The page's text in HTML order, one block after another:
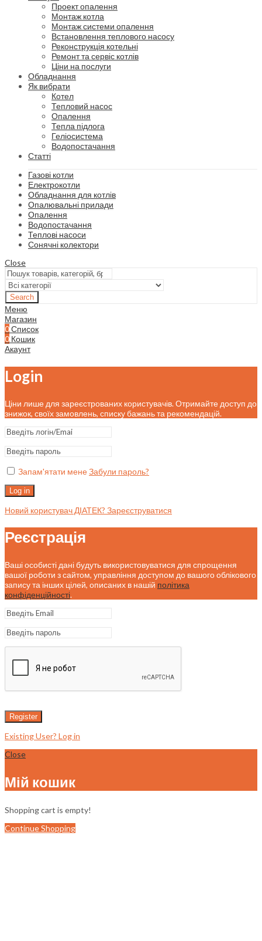
Проект опалення
Монтаж котла
Монтаж системи опалення
Встановлення теплового насосу
Реконструкція котельні
Ремонт та сервіс котлів
Ціни на послуги
Обладнання
Як вибрати
Котел
Тепловий насос
Опалення
Тепла підлога
Геліосистема
Водопостачання
Статті
Газові котли
Електрокотли
Обладнання для котлів
Опалювальні прилади
Опалення
Водопостачання
Теплові насоси
Сонячні колектори
Close
Search
Меню
Магазин
0Список
0 Кошик
Акаунт
Login
Ціни лише для зареєстрованих користувачів. Отримайте доступ до
знижок, своїх замовлень, списку бажань та рекомендацій.
Запам'ятати менеЗабули пароль?
Log in
Новий користувач ДІАТЕК? Зареєструватися
Реєстрація
Ваші особисті дані будуть використовуватися для спрощення
вашої роботи з сайтом, управління доступом до вашого облікового
запису та інших цілей, описаних в нашій політика
конфіденційності.
Register
Existing User? Log in
Close
Мій кошик
Shopping cart is empty!
Continue Shopping